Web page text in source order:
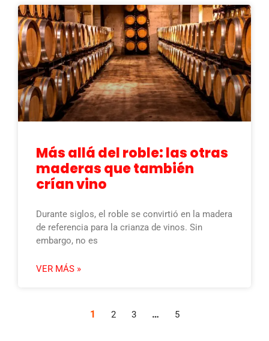
Más allá del roble: las otras
maderas que también
crían vino
Durante siglos, el roble se convirtió en la madera
de referencia para la crianza de vinos. Sin
embargo, no es
VER MÁS »
1 2 3 … 5